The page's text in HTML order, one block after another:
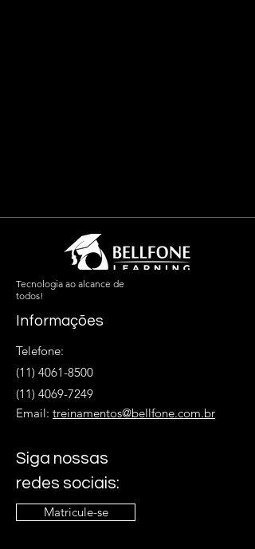
Tecnologia ao alcance de
todos!
Informações
Telefone:
(11) 4061-8500
(11) 4069-7249
Email: treinamentos@bellfone.com.br
Siga nossas
redes sociais:
Matricule-se